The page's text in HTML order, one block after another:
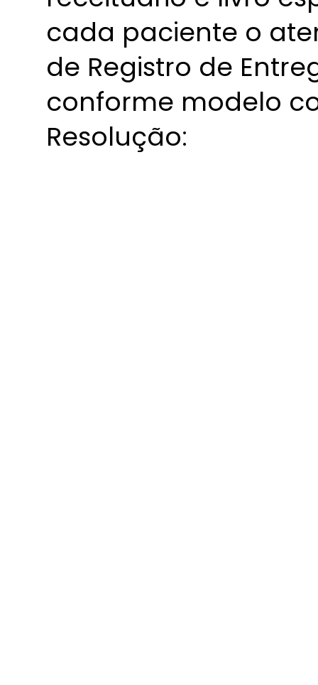
cada paciente o
de Registro de
conforme modelo
Resolução: